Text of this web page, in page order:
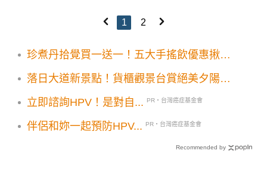
1 2
珍煮丹拾覺買一送一！五大手搖飲優惠揪團
落日大道新景點！貨櫃觀景台賞絕美夕陽海
立即諮詢HPV！是對自...
PR・台灣癌症基金會
伴侶和妳一起預防HPV... PR・台灣癌症基金會
Recommended by